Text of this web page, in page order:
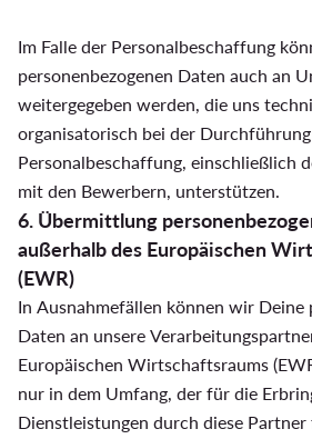
Im Falle der Personalbeschaffung
personenbezogenen Daten auch an
weitergegeben werden, die uns
organisatorisch bei der
Personalbeschaffung, einschließlich
mit den Bewerbern, unterstützen.
6. Übermittlung
außerhalb des Europäischen
(EWR)
In Ausnahmefällen können wir Deine
Daten an unsere
Europäischen Wirtschaftsraums
nur in dem Umfang, der für die
Dienstleistungen durch diese